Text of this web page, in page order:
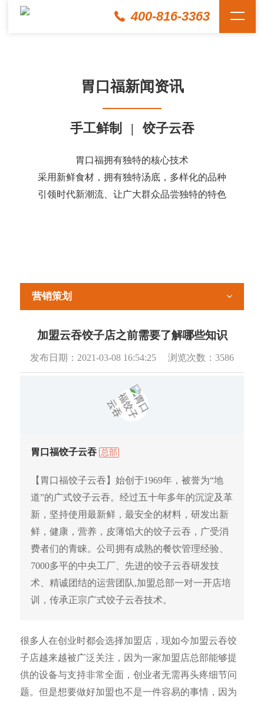
400-816-3363
胃口福新闻资讯
手工鲜制 | 饺子云吞
胃口福拥有独特的核心技术
采用新鲜食材，拥有独特汤底，多样化的品种
引领时代新潮流、让广大群众品尝独特的特色
营销策划
加盟云吞饺子店之前需要了解哪些知识
发布日期： 2021-03-08 16:54:25 浏览次数： 3586
胃口福饺子云吞 总部
【胃口福饺子云吞】始创于1969年，被誉为“地
道”的广式饺子云吞。经过五十年多年的沉淀及革
新，坚持使用最新鲜，最安全的材料，研发出新
鲜，健康，营养，皮薄馅大的饺子云吞，广受消
费者们的青睐。公司拥有成熟的餐饮管理经验、
7000多平的中央工厂、先进的饺子云吞研发技
术、精诚团结的运营团队,加盟总部一对一开店培
训，传承正宗广式饺子云吞技术。
很多人在创业时都会选择加盟店，现如今加盟云吞饺
子店越来越被广泛关注，因为一家加盟店总部能够提
供的设备与支持非常全面，创业者无需再头疼细节问
题。但是想要做好加盟也不是一件容易的事情，因为